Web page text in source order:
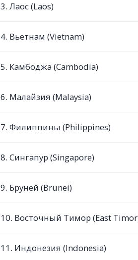
3. Лаос (Laos)
4. Вьетнам (Vietnam)
5. Камбоджа (Cambodia)
6. Малайзия (Malaysia)
7. Филиппины (Philippines)
8. Сингапур (Singapore)
9. Бруней (Brunei)
10. Восточный Тимор (East
11. Индонезия (Indonesia)